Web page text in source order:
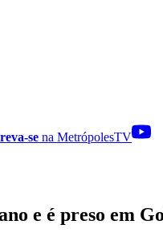
se na MetrópolesTV
e é preso em